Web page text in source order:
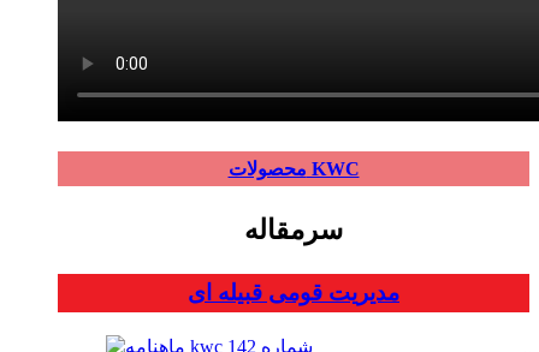
محصولات KWC
سرمقاله
مدیریت قومی قبیله ای